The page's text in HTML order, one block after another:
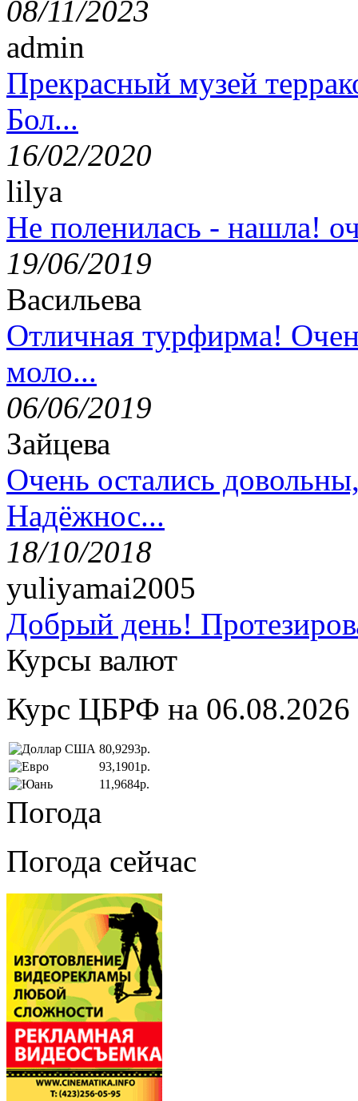
08/11/2023
admin
Прекрасный музей
Бол...
16/02/2020
lilya
Не поленилась - нашла!
19/06/2019
Васильева
Отличная турфирма!
моло...
06/06/2019
Зайцева
Очень остались
Надёжнос...
18/10/2018
yuliyamai2005
Добрый день!
Курсы валют
Курс ЦБРФ на 06.08.2026
80,9293р.
93,1901р.
11,9684р.
Погода
Погода сейчас